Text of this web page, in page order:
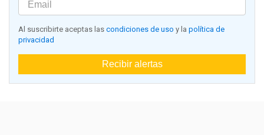
Al suscribirte aceptas las condiciones de uso y la política de
privacidad
Recibir alertas